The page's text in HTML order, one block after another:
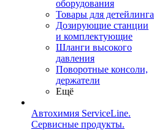
оборудования
Товары для детейлинга
Дозирующие станции
и комплектующие
Шланги высокого
давления
Поворотные консоли,
держатели
Ещё
Автохимия ServiceLine.
Сервисные продукты.